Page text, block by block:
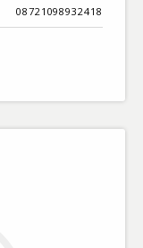
08721098932418